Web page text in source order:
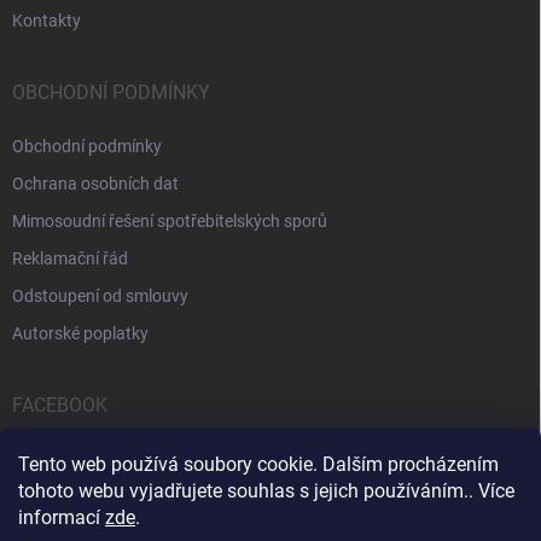
Tento web používá soubory cookie. Dalším procházením
tohoto webu vyjadřujete souhlas s jejich používáním.. Více
informací zde.
Kontakty
OBCHODNÍ PODMÍNKY
Obchodní podmínky
Ochrana osobních dat
Mimosoudní řešení spotřebitelských sporů
Reklamační řád
Odstoupení od smlouvy
Autorské poplatky
FACEBOOK